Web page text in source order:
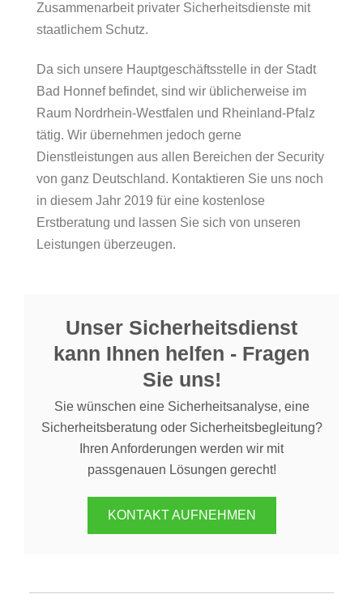
Zusammenarbeit privater Sicherheitsdienste mit
staatlichem Schutz.
Da sich unsere Hauptgeschäftsstelle in der Stadt
Bad Honnef befindet, sind wir üblicherweise im
Raum Nordrhein-Westfalen und Rheinland-Pfalz
tätig. Wir übernehmen jedoch gerne
Dienstleistungen aus allen Bereichen der Security
von ganz Deutschland. Kontaktieren Sie uns noch
in diesem Jahr 2019 für eine kostenlose
Erstberatung und lassen Sie sich von unseren
Leistungen überzeugen.
Unser Sicherheitsdienst
kann Ihnen helfen - Fragen
Sie uns!
Sie wünschen eine Sicherheitsanalyse, eine
Sicherheitsberatung oder Sicherheitsbegleitung?
Ihren Anforderungen werden wir mit
passgenauen Lösungen gerecht!
KONTAKT AUFNEHMEN